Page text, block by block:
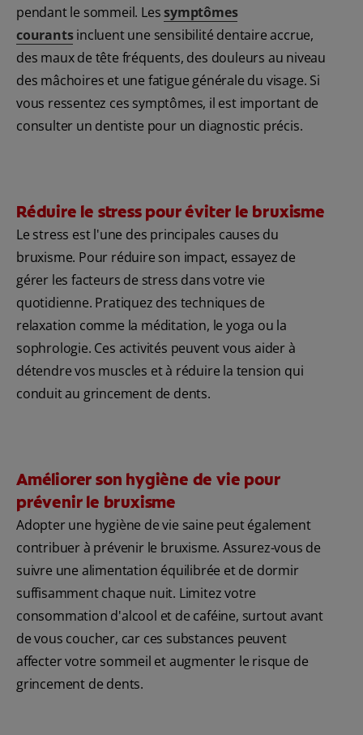
pendant le sommeil. Lessymptômes
courantsincluent une sensibilité dentaire accrue,
des maux de tête fréquents, des douleurs au niveau
des mâchoires et une fatigue générale du visage. Si
vous ressentez ces symptômes, il est important de
consulter un dentiste pour un diagnostic précis.
Réduire le stress pour éviter le bruxisme
Le stress est l'une des principales causes du
bruxisme. Pour réduire son impact, essayez de
gérer les facteurs de stress dans votre vie
quotidienne. Pratiquez des techniques de
relaxation comme la méditation, le yoga ou la
sophrologie. Ces activités peuvent vous aider à
détendre vos muscles et à réduire la tension qui
conduit au grincement de dents.
Améliorer son hygiène de vie pour
prévenir le bruxisme
Adopter une hygiène de vie saine peut également
contribuer à prévenir le bruxisme. Assurez-vous de
suivre une alimentation équilibrée et de dormir
suffisamment chaque nuit. Limitez votre
consommation d'alcool et de caféine, surtout avant
de vous coucher, car ces substances peuvent
affecter votre sommeil et augmenter le risque de
grincement de dents.